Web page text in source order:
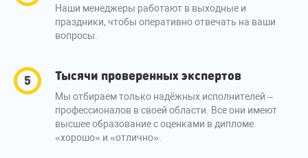
Наши менеджеры работают в выходные и
праздники, чтобы оперативно отвечать на ваши
вопросы.
Тысячи проверенных экспертов
Мы отбираем только надёжных исполнителей –
профессионалов в своей области. Все они имеют
высшее образование с оценками в дипломе
«хорошо» и «отлично».